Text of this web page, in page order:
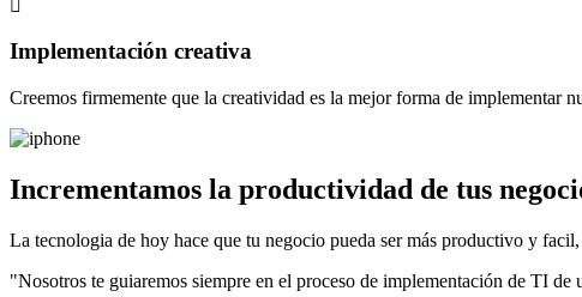
Implementación creativa
Creemos firmemente que la creatividad es la mejor forma de implementar
Incrementamos la productividad de tus
La tecnologia de hoy hace que tu negocio pueda ser más productivo y
"Nosotros te guiaremos siempre en el proceso de implementación de TI de